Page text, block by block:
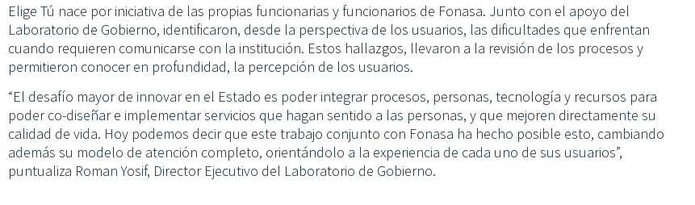
Elige Tú nace por iniciativa de las propias funcionarias y funcionarios de Fonasa. Junto con el apoyo del
Laboratorio de Gobierno, identificaron, desde la perspectiva de los usuarios, las dificultades que enfrentan
cuando requieren comunicarse con la institución. Estos hallazgos, llevaron a la revisión de los procesos y
permitieron conocer en profundidad, la percepción de los usuarios.
“El desafío mayor de innovar en el Estado es poder integrar procesos, personas, tecnología y recursos para
poder co-diseñar e implementar servicios que hagan sentido a las personas, y que mejoren directamente su
calidad de vida. Hoy podemos decir que este trabajo conjunto con Fonasa ha hecho posible esto, cambiando
además su modelo de atención completo, orientándolo a la experiencia de cada uno de sus usuarios”,
puntualiza Roman Yosif, Director Ejecutivo del Laboratorio de Gobierno.